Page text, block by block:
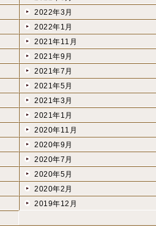
2022年3月
2022年1月
2021年11月
2021年9月
2021年7月
2021年5月
2021年3月
2021年1月
2020年11月
2020年9月
2020年7月
2020年5月
2020年2月
2019年12月